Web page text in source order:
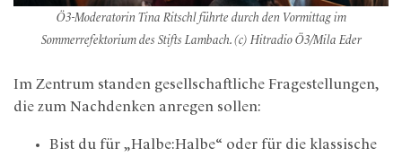
Ö3-Moderatorin Tina Ritschl führte durch den Vormittag im
Sommerrefektorium des Stifts Lambach. (c) Hitradio Ö3/Mila Eder
Im Zentrum standen gesellschaftliche Fragestellungen,
die zum Nachdenken anregen sollen:
Bist du für „Halbe:Halbe“ oder für die klassische